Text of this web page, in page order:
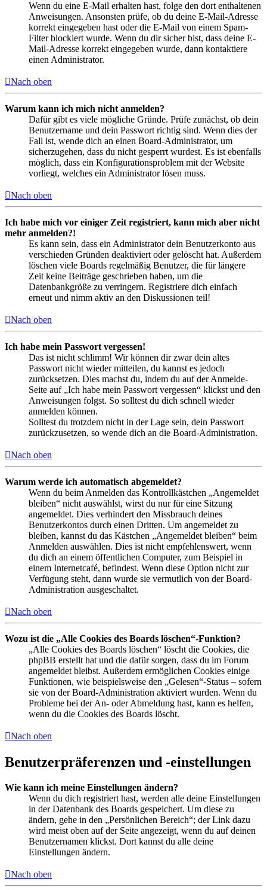
Wenn du eine E-Mail erhalten hast, folge den dort enthaltenen
Anweisungen. Ansonsten prüfe, ob du deine E-Mail-Adresse
korrekt eingegeben hast oder die E-Mail von einem Spam-
Filter blockiert wurde. Wenn du dir sicher bist, dass deine E-
Mail-Adresse korrekt eingegeben wurde, dann kontaktiere
einen Administrator.
Nach oben
Warum kann ich mich nicht anmelden?
Dafür gibt es viele mögliche Gründe. Prüfe zunächst, ob dein
Benutzername und dein Passwort richtig sind. Wenn dies der
Fall ist, wende dich an einen Board-Administrator, um
sicherzugehen, dass du nicht gesperrt wurdest. Es ist ebenfalls
möglich, dass ein Konfigurationsproblem mit der Website
vorliegt, welches ein Administrator lösen muss.
Nach oben
Ich habe mich vor einiger Zeit registriert, kann mich aber nicht
mehr anmelden?!
Es kann sein, dass ein Administrator dein Benutzerkonto aus
verschieden Gründen deaktiviert oder gelöscht hat. Außerdem
löschen viele Boards regelmäßig Benutzer, die für längere
Zeit keine Beiträge geschrieben haben, um die
Datenbankgröße zu verringern. Registriere dich einfach
erneut und nimm aktiv an den Diskussionen teil!
Nach oben
Ich habe mein Passwort vergessen!
Das ist nicht schlimm! Wir können dir zwar dein altes
Passwort nicht wieder mitteilen, du kannst es jedoch
zurücksetzen. Dies machst du, indem du auf der Anmelde-
Seite auf „Ich habe mein Passwort vergessen“ klickst und den
Anweisungen folgst. So solltest du dich schnell wieder
anmelden können.
Solltest du trotzdem nicht in der Lage sein, dein Passwort
zurückzusetzen, so wende dich an die Board-Administration.
Nach oben
Warum werde ich automatisch abgemeldet?
Wenn du beim Anmelden das Kontrollkästchen „Angemeldet
bleiben“ nicht auswählst, wirst du nur für eine Sitzung
angemeldet. Dies verhindert den Missbrauch deines
Benutzerkontos durch einen Dritten. Um angemeldet zu
bleiben, kannst du das Kästchen „Angemeldet bleiben“ beim
Anmelden auswählen. Dies ist nicht empfehlenswert, wenn
du dich an einem öffentlichen Computer, zum Beispiel in
einem Internetcafé, befindest. Wenn diese Option nicht zur
Verfügung steht, dann wurde sie vermutlich von der Board-
Administration ausgeschaltet.
Nach oben
Wozu ist die „Alle Cookies des Boards löschen“-Funktion?
„Alle Cookies des Boards löschen“ löscht die Cookies, die
phpBB erstellt hat und die dafür sorgen, dass du im Forum
angemeldet bleibst. Außerdem ermöglichen Cookies einige
Funktionen, wie beispielsweise den „Gelesen“-Status – sofern
sie von der Board-Administration aktiviert wurden. Wenn du
Probleme bei der An- oder Abmeldung hast, kann es helfen,
wenn du die Cookies des Boards löscht.
Nach oben
Benutzerpräferenzen und -einstellungen
Wie kann ich meine Einstellungen ändern?
Wenn du dich registriert hast, werden alle deine Einstellungen
in der Datenbank des Boards gespeichert. Um diese zu
ändern, gehe in den „Persönlichen Bereich“; der Link dazu
wird meist oben auf der Seite angezeigt, wenn du auf deinen
Benutzernamen klickst. Dort kannst du alle deine
Einstellungen ändern.
Nach oben